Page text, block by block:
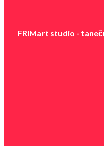
FRIMart studio -